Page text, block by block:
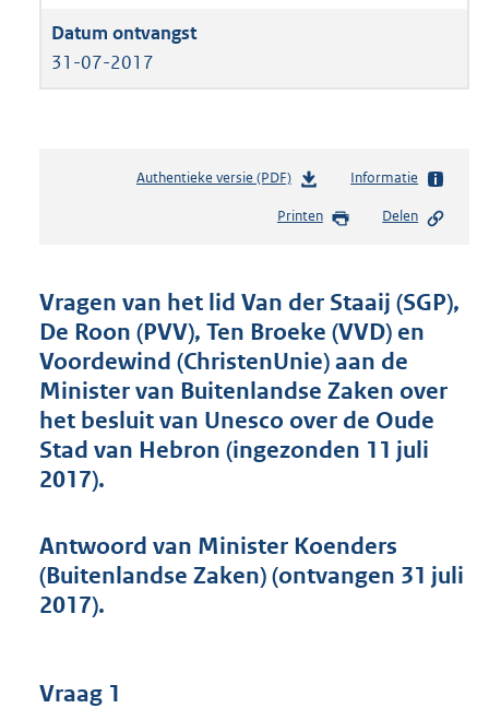
31-07-2017
Authentieke versie (PDF)b
s
n
d
s
g
r
o
t
0
Informatie
Printen Delen
Vragen van het lid Van der Staaij (SGP),
De Roon (PVV), Ten Broeke (VVD) en
Voordewind (ChristenUnie) aan de
Minister van Buitenlandse Zaken over
het besluit van Unesco over de Oude
Stad van Hebron (ingezonden 11 juli
2017).
Antwoord van Minister Koenders
(Buitenlandse Zaken) (ontvangen 31 juli
2017).
Vraag 1